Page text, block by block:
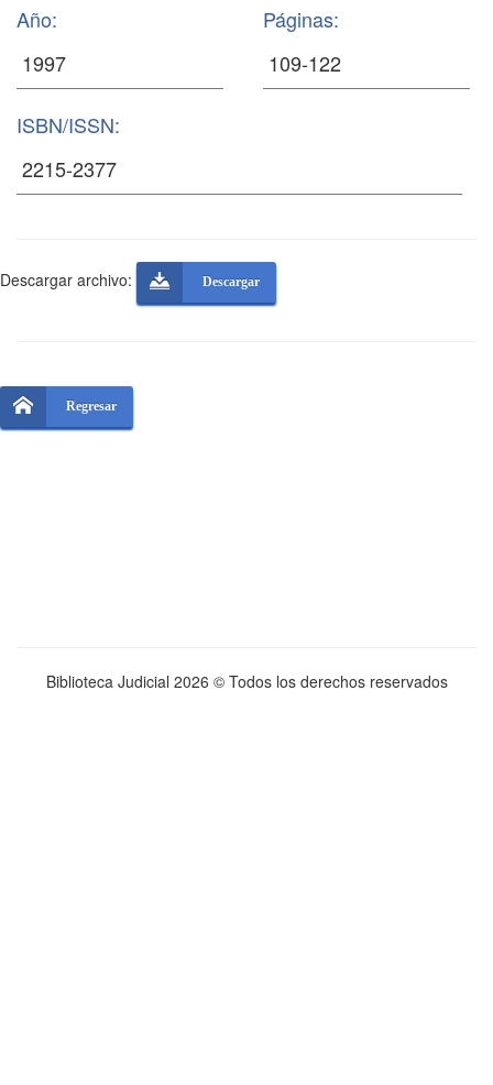
Año: Páginas:
ISBN/ISSN:
Descargar archivo: Descargar
Regresar
Biblioteca Judicial 2026 © Todos los derechos reservados